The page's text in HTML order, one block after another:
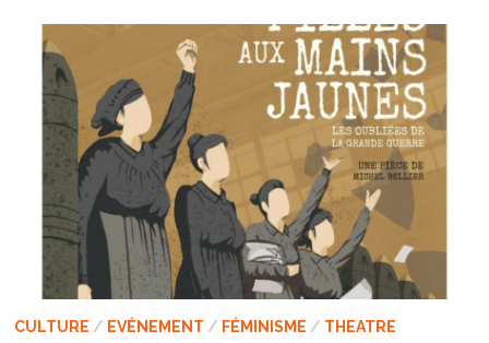
CULTURE / EVÉNEMENT / FÉMINISME / THEATRE